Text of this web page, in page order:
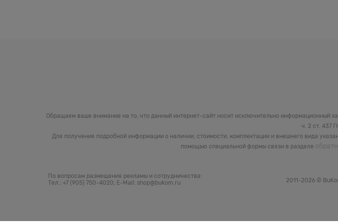
Обращаем ваше внимание на то, что данный интернет-сайт носит исключительно информационный
ч. 2 ст. 437
Для получения подробной информации о наличии, стоимости, комплектации и внешнего вида
помощью специальной формы связи в разделе
По вопросам размещения рекламы и сотрудничества:
Тел.: +7 (905) 750-4020; E-Mail: shop@bukom.ru
2011-2026 ©